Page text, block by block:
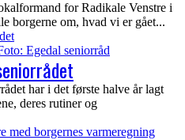
for Radikale Venstre i
borgerne om, hvad vi er gået...
har i det første halve år lagt
deres rutiner og
med borgernes varmeregning